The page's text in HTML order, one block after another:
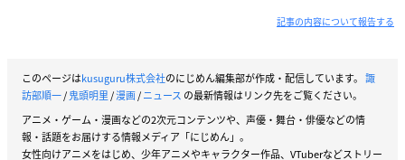
記事の内容について報告する
このページはkusuguru株式会社のにじめん編集部が作成・配信しています。 諏
訪部順一/鬼頭明里/漫画/ニュース の最新情報はリンク先をご覧ください。
アニメ・ゲーム・漫画などの2次元コンテンツや、声優・舞台・俳優などの情
報・話題をお届けする情報メディア「にじめん」。
女性向けアニメをはじめ、少年アニメやキャラクター作品、VTuberなどストリー